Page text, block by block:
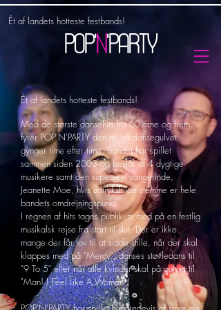
Ét af landets hotteste festbands!
POP'n'PARTY
Ét af landets hotteste festbands!
Med de største dansehits fra 60'erne og frem,
fyrer POP'N'PARTY den af, så dansegulvet
gynger time efter time. Bandethar spillet
sammen siden 2003 og består af 4 dygtige
musikere samt den superseje sangerinde,
Jeanette Moe, hvis udtryksfulde stemme er hele
bandets omdrejningspunkt.
I regnen af hits tages publikum med på en festlig
musikalsk rejse fra start til slut. Der er ikke
mange der får lov til at sidde stille, når der skal
klappes med på "Mercy", danses støvledans til
"9 To 5" eller når alle kvinder skal på gulvet til
"Man! I Feel Like A Woman".